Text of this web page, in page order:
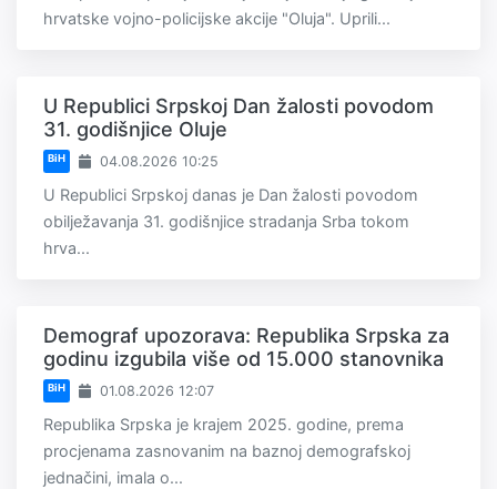
hrvatske vojno-policijske akcije "Oluja". Uprili...
U Republici Srpskoj Dan žalosti povodom
31. godišnjice Oluje
BiH 04.08.2026 10:25
U Republici Srpskoj danas je Dan žalosti povodom
obilježavanja 31. godišnjice stradanja Srba tokom
hrva...
Demograf upozorava: Republika Srpska za
godinu izgubila više od 15.000 stanovnika
BiH 01.08.2026 12:07
Republika Srpska je krajem 2025. godine, prema
procjenama zasnovanim na baznoj demografskoj
jednačini, imala o...